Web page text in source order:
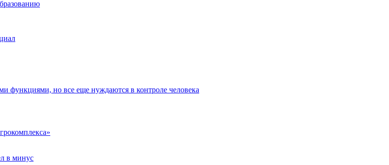
функциями, но все еще нуждаются в контроле человека
в минус